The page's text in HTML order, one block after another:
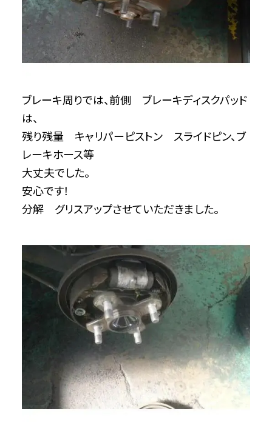
ブレーキ周りでは、前側 ブレーキディスクパッド
は、
残り残量 キャリパーピストン スライドピン、ブ
レーキホース等
大丈夫でした。
安心です！
分解 グリスアップさせていただきました。